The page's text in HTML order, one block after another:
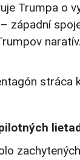
Trumpa o
západní